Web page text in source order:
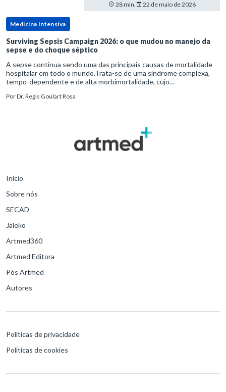
28 min. 22 de maio de 2026
Medicina Intensiva
Surviving Sepsis Campaign 2026: o que mudou no manejo da
sepse e do choque séptico
A sepse continua sendo uma das principais causas de mortalidade
hospitalar em todo o mundo.Trata-se de uma síndrome complexa,
tempo-dependente e de alta morbimortalidade, cujo
para o desfe
PorDr. Regis Goulart Rosa
Início
Sobre nós
SECAD
Jaleko
Artmed360
Artmed Editora
Pós Artmed
Autores
Políticas de privacidade
Políticas de cookies